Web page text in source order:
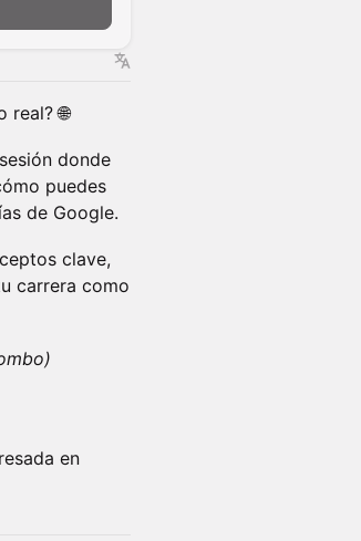
real? 🌐
donde
puedes
de Google.
clave,
carrera como
en